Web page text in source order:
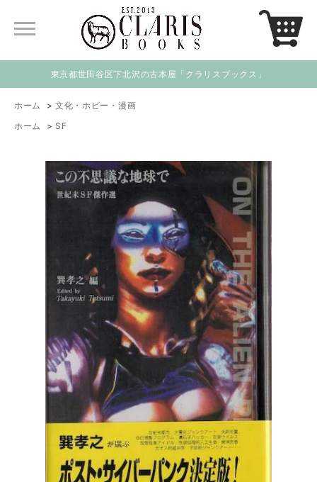
東京都世田谷区下北沢の古本屋「クラリスブックス」
ホーム > 文化・ホビー・漫画
ホーム
> SF